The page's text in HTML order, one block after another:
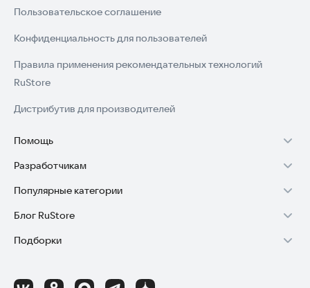
Пользовательское соглашение
Конфиденциальность для пользователей
Правила применения рекомендательных технологий
RuStore
Дистрибутив для производителей
Помощь
Установка RuStore на TV
Установка RuStore на телефон
Установка RuStore в машину
Помощь пользователям RuStore
Разработчикам
Зарабатывать с RuStore
Стать разработчиком
Доступ к RuStore Консоль
Популярные категории
Игры для Android
Приложения банков
Блог RuStore
Обзоры игр для Android 2025
Подборки